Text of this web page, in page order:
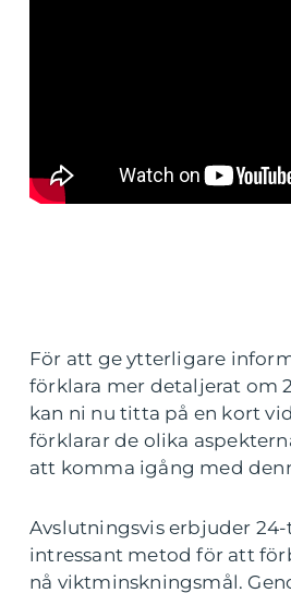
För att ge ytterligare
förklara mer detaljerat om
kan ni nu titta på en kort
förklarar de olika
att komma igång med
Avslutningsvis erbjuder
intressant metod för att
nå viktminskningsmål.